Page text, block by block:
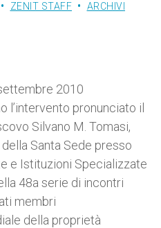
ZENIT STAFF ARCHIVI
2010
l’intervento pronunciato il
Silvano M. Tomasi,
Santa Sede presso
e Istituzioni Specializzate
48a serie di incontri
membri
della proprietà